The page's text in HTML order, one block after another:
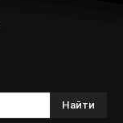
Найти